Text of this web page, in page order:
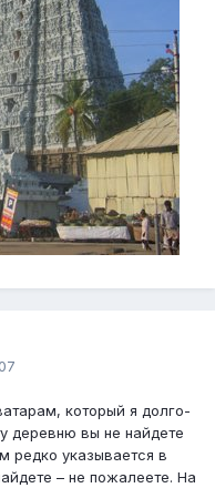
который я долго-
деревню вы не найдете
редко указывается в
– не пожалеете. На